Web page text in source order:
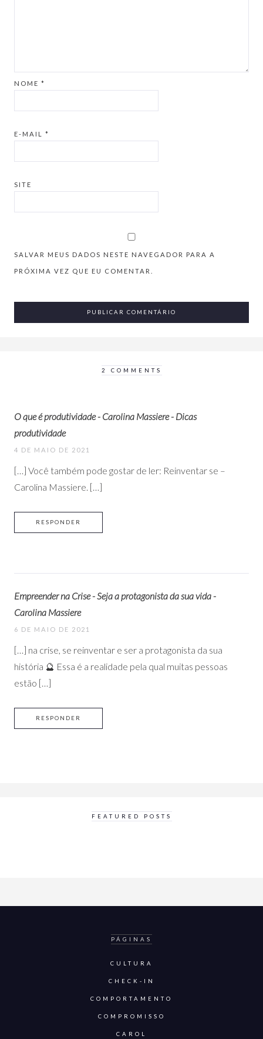
NOME *
E-MAIL *
SITE
SALVAR MEUS DADOS NESTE NAVEGADOR PARA A
PRÓXIMA VEZ QUE EU COMENTAR.
2 COMMENTS
O que é produtividade - Carolina Massiere - Dicas
produtividade
4 DE MAIO DE 2021
[…] Você também pode gostar de ler: Reinventar se –
Carolina Massiere. […]
RESPONDER
Empreender na Crise - Seja a protagonista da sua vida -
Carolina Massiere
6 DE MAIO DE 2021
[…] na crise, se reinventar e ser a protagonista da sua
história 🔮 Essa é a realidade pela qual muitas pessoas
estão […]
RESPONDER
FEATURED POSTS
PÁGINAS
CULTURA
CHECK-IN
COMPORTAMENTO
COMPROMISSO
CAROL